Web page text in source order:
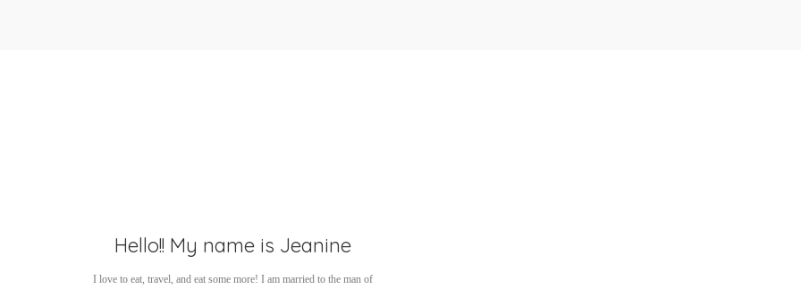
Hello!! My name is Jeanine
I love to eat, travel, and eat some more! I am married to the man of